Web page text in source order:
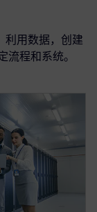
利用数据，创建
程和系统。